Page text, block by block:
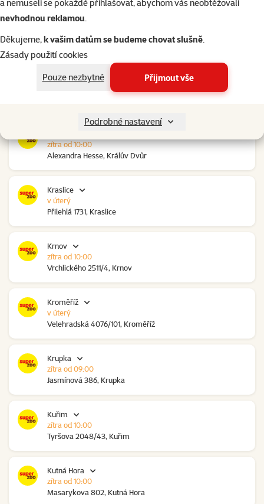
a nemuseli se pokaždé přihlašovat, abychom vás neobtěžovali
nevhodnou reklamou.
Děkujeme,k vašim datům se budeme chovat slušně.
Zásady použití cookies
Pouze nezbytné
Přijmout vše
Podrobné nastavení
Kolín Ovčáry
Ovčáry 304, Ovčáry
Kozomín
Alexandra Hesse, Králův Dvůr
zítra od 10:00
Kraslice
Přilehlá 1731, Kraslice
v úterý
Krnov
Vrchlického 2511/4, Krnov
zítra od 10:00
Kroměříž
Velehradská 4076/101, Kroměříž
v úterý
Krupka
Jasmínová 386, Krupka
zítra od 09:00
Kuřim
Tyršova 2048/43, Kuřim
zítra od 10:00
Kutná Hora
Masarykova 802, Kutná Hora
zítra od 10:00